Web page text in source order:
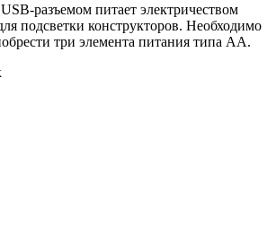
разъемом питает электричеством
подсветки конструкторов. Необходимо
три элемента питания типа AA.